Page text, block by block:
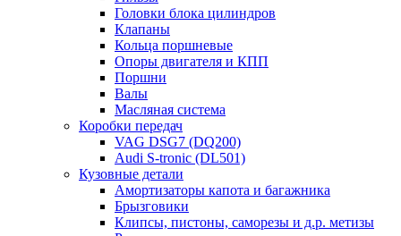
Головки блока цилиндров
Клапаны
Кольца поршневые
Опоры двигателя и КПП
Поршни
Валы
Масляная система
Коробки передач
VAG DSG7 (DQ200)
Audi S-tronic (DL501)
Кузовные детали
Амортизаторы капота и багажника
Брызговики
Клипсы, пистоны, саморезы и д.р. метизы